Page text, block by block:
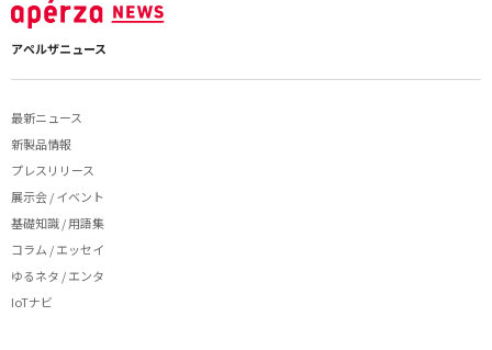
アペルザニュース
最新ニュース
新製品情報
プレスリリース
展示会 / イベント
基礎知識 / 用語集
コラム / エッセイ
ゆるネタ / エンタ
IoTナビ